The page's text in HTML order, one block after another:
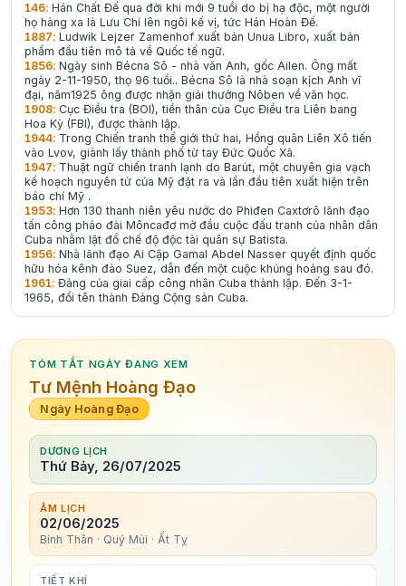
146:Hán Chất Đế qua đời khi mới 9 tuổi do bị hạ độc, một người
họ hàng xa là Lưu Chí lên ngôi kế vị, tức Hán Hoàn Đế.
1887:Ludwik Lejzer Zamenhof xuất bản Unua Libro, xuất bản
phẩm đầu tiên mô tả về Quốc tế ngữ.
1856:Ngày sinh Bécna Sô - nhà vǎn Anh, gốc Ailen. Ông mất
ngày 2-11-1950, thọ 96 tuổi.. Bécna Sô là nhà soạn kịch Anh vĩ
đại, năm1925 ông được nhận giải thưởng Nôben về vǎn học.
1908:Cục Điều tra (BOI), tiền thân của Cục Điều tra Liên bang
Hoa Kỳ (FBI), được thành lập.
1944: Trong Chiến tranh thế giới thứ hai, Hồng quân Liên Xô tiến
vào Lvov, giành lấy thành phố từ tay Đức Quốc Xã.
1947: Thuật ngữ chiến tranh lạnh do Barút, một chuyên gia vạch
kế hoạch nguyên tử của Mỹ đặt ra và lần đầu tiên xuất hiện trên
báo chí Mỹ .
1953:Hơn 130 thanh niên yêu nước do Phiđen Caxtơrô lãnh đạo
tấn công pháo đài Môncađơ mở đầu cuộc đấu tranh của nhân dân
Cuba nhằm lật đổ chế độ độc tài quân sự Batista.
1956:Nhà lãnh đạo Ai Cập Gamal Abdel Nasser quyết định quốc
hữu hóa kênh đào Suez, dẫn đến một cuộc khủng hoảng sau đó.
1961:Đảng của giai cấp công nhân Cuba thành lập. Đến 3-1-
1965, đổi tên thành Đảng Cộng sản Cuba.
TÓM TẮT NGÀY ĐANG XEM
Tư Mệnh Hoàng Đạo
Ngày Hoàng Đạo
DƯƠNG LỊCH
Thứ Bảy, 26/07/2025
ÂM LỊCH
02/06/2025
Bính Thân · Quý Mùi · Ất Tỵ
TIẾT KHÍ